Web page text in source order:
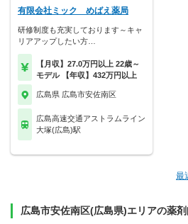
有限会社ミック めばえ薬局
研修制度も充実しております～キャ
リアアップしたい方…
【月収】27.0万円以上 22歳～
モデル 【年収】432万円以上
広島県 広島市安佐南区
広島高速交通アストラムライン
大塚(広島)駅
最
広島市安佐南区(広島県)エリアの薬剤